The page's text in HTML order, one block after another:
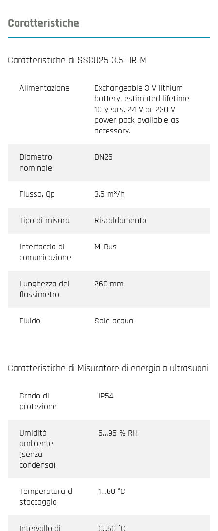
Caratteristiche
Caratteristiche di SSCU25-3.5-HR-M
Alimentazione
Exchangeable 3 V lithium
battery, estimated lifetime
10 years. 24 V or 230 V
power pack available as
accessory.
Diametro
nominale
DN25
Flusso, Qp 3.5 m³/h
Tipo di misura Riscaldamento
Interfaccia di
comunicazione
M-Bus
Lunghezza del
flussimetro
260 mm
Fluido Solo acqua
Caratteristiche di Misuratore di energia a ultrasuoni
Grado di
protezione
IP54
Umidità
ambiente
(senza
condensa)
5…95 % RH
Temperatura di
stoccaggio
1…60 °C
Intervallo di 0...50 °C